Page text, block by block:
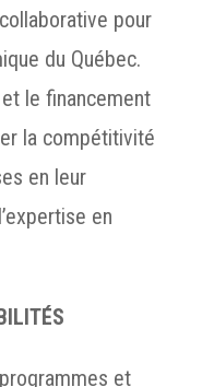
pour
du Québec.
le financement
la compétitivité
en leur
en
et